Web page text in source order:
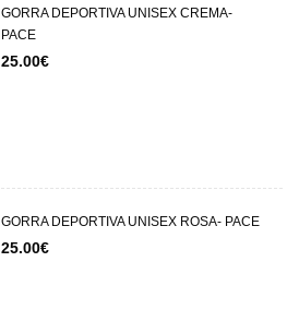
GORRA DEPORTIVA UNISEX CREMA-
PACE
25.00€
GORRA DEPORTIVA UNISEX ROSA- PACE
25.00€